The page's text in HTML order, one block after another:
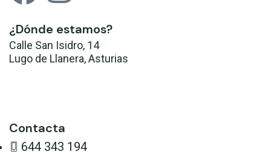
¿Dónde estamos?
Calle San Isidro, 14
Lugo de Llanera, Asturias
Contacta
644 343 194